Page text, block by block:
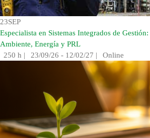
23SEP
Especialista en Sistemas Integrados de
Ambiente, Energía y PRL
250 h | 23/09/26 - 12/02/27 | Online